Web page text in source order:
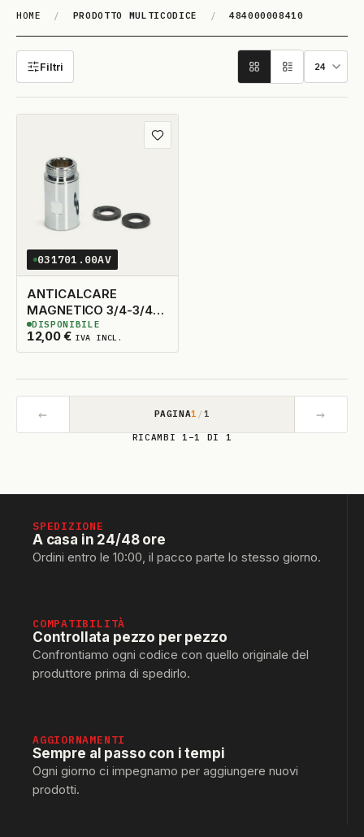
HOME / PRODOTTO MULTICODICE / 484000008410
484000008410
Filtri
Aggiungi ai preferiti
031701.00AV
ANTICALCARE
MAGNETICO 3/4-3/4
WPRO
12,00€ IVA INCL.
2DISPONIBILI
DISPONIBILE
← PAGINA1 /1 →
RICAMBI 1–1 DI 1
SPEDIZIONE
A casa in 24/48 ore
Ordini entro le 10:00, il pacco parte lo stesso giorno.
COMPATIBILITÀ
Controllata pezzo per pezzo
Confrontiamo ogni codice con quello originale del
produttore prima di spedirlo.
AGGIORNAMENTI
Sempre al passo con i tempi
Ogni giorno ci impegnamo per aggiungere nuovi
prodotti.